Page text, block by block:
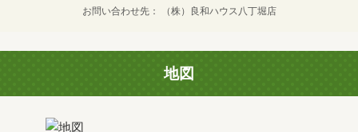
お問い合わせ先 （株）良和ハウス八丁堀店
地図